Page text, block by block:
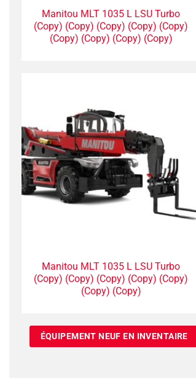
Manitou MLT 1035 L LSU Turbo
(Copy) (Copy) (Copy) (Copy) (Copy)
(Copy) (Copy) (Copy) (Copy)
Manitou MLT 1035 L LSU Turbo
(Copy) (Copy) (Copy) (Copy) (Copy)
(Copy) (Copy)
ÉQUIPEMENT NEUF EN INVENTAIRE